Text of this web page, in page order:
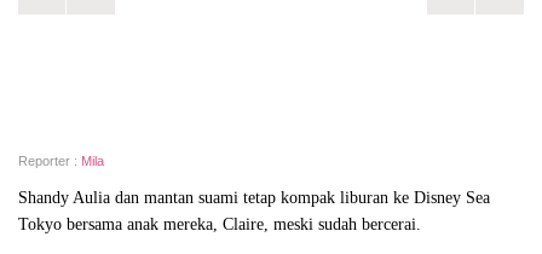
Reporter : Mila
Shandy Aulia dan mantan suami tetap kompak liburan ke Disney Sea
Tokyo bersama anak mereka, Claire, meski sudah bercerai.